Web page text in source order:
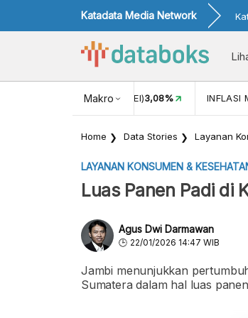
Katadata Media Network
Makro
INFLASI YOY (MEI)3,08% INFLASI
Home Data Stories Layanan
LAYANAN KONSUMEN &
Luas Panen Padi di
Agus Dwi Darmawan
22/01/2026 14:47 WIB
Jambi menunjukkan
Sumatera dalam hal luas